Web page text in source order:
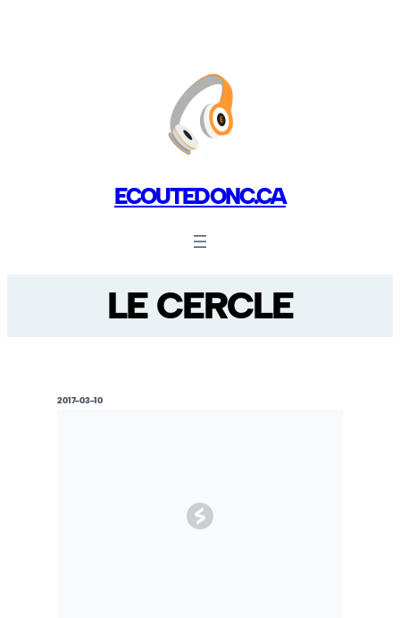
ECOUTEDONC.CA
LE CERCLE
2017-03-10